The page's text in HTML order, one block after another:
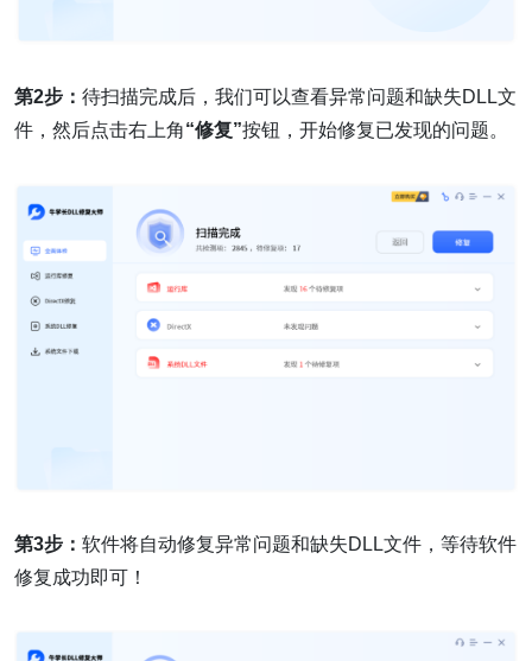
第2步： 待扫描完成后，我们可以查看异常问题和缺失DLL文
件，然后点击右上角“修复”按钮，开始修复已发现的问题。
第3步： 软件将自动修复异常问题和缺失DLL文件，等待软件
修复成功即可！